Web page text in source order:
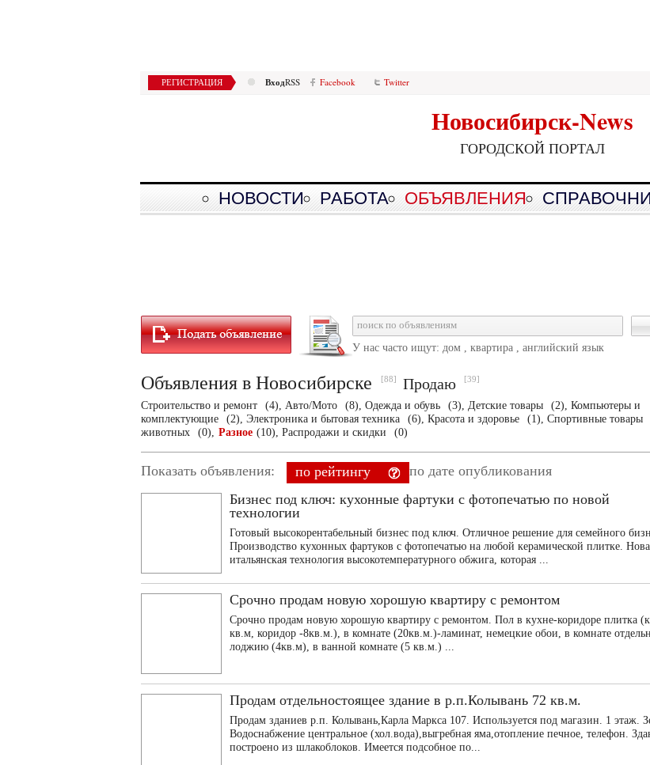
РЕГИСТРАЦИЯ ВходRSS Facebook Twitter
Новосибирск-News
ГОРОДСКОЙ ПОРТАЛ
НОВОСТИ РАБОТА ОБЪЯВЛЕНИЯ
У нас часто ищут: дом , квартира , английский язык
Объявления в Новосибирске [88] Продаю [39]
Строительство и ремонт (4), Авто/Мото (8), Одежда и обувь (3), Детские товары (2), Компьютеры и
комплектующие
(2), Электроника и бытовая техника (6), Красота и здоровье (1), Спортивные товары
животных
(0), Разное (10), Распродажи и скидки (0)
Показать объявления: по рейтингу по дате опубликования
Бизнес под ключ: кухонные фартуки с фотопечатью по новой
технологии
Готовый высокорентабельный бизнес под ключ. Отличное решение для семейного
Производство кухонных фартуков с фотопечатью на любой керамической плитке.
итальянская технология высокотемпературного обжига, которая ...
Срочно продам новую хорошую квартиру с ремонтом
Срочно продам новую хорошую квартиру с ремонтом. Пол в кухне-коридоре плитка
кв.м, коридор -8кв.м.), в комнате (20кв.м.)-ламинат, немецкие обои, в комнате
лоджию (4кв.м), в ванной комнате (5 кв.м.) ...
Продам отдельностоящее здание в р.п.Колывань 72 кв.м.
Продам зданиев р.п. Колывань,Карла Маркса 107. Используется под магазин. 1 этаж.
Водоснабжение центральное (хол.вода),выгребная яма,отопление печное, телефон.
построено из шлакоблоков. Имеется подсобное по...